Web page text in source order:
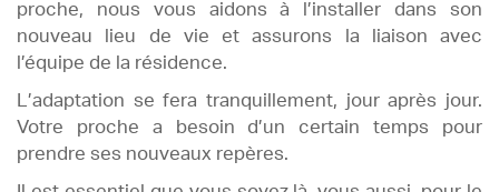
proche, nous vous aidons à l’installer dans son
nouveau lieu de vie et assurons la liaison avec
l’équipe de la résidence.
L’adaptation se fera tranquillement, jour après jour.
Votre proche a besoin d’un certain temps pour
prendre ses nouveaux repères.